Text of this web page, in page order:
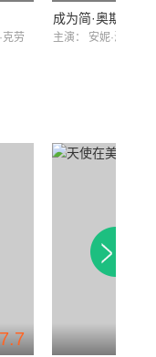
克劳
成为简·奥斯汀
主演： 安妮·海瑟薇
7.7